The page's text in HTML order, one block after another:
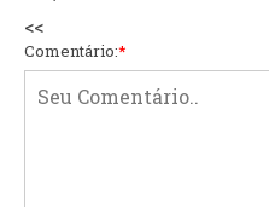
<<
Comentário:*